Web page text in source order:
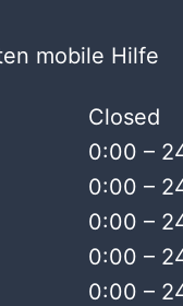
mobile Hilfe
Closed
0:00 –
0:00 –
0:00 –
0:00 –
0:00 –